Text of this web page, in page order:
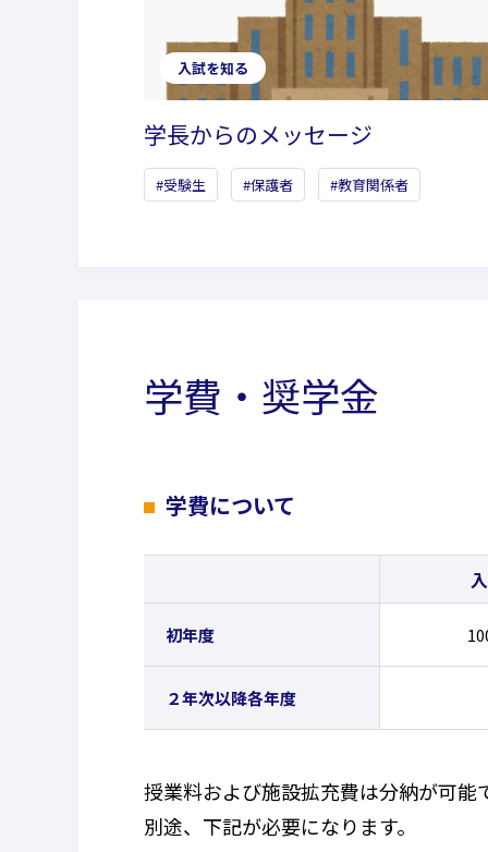
入試を知る
学長からのメッセージ
受験生 保護者 教育関係者
学費・奨学金
学費について
初年度
２年次以降各年度
授業料および施設拡充費は分納が可能
別途、下記が必要になります。